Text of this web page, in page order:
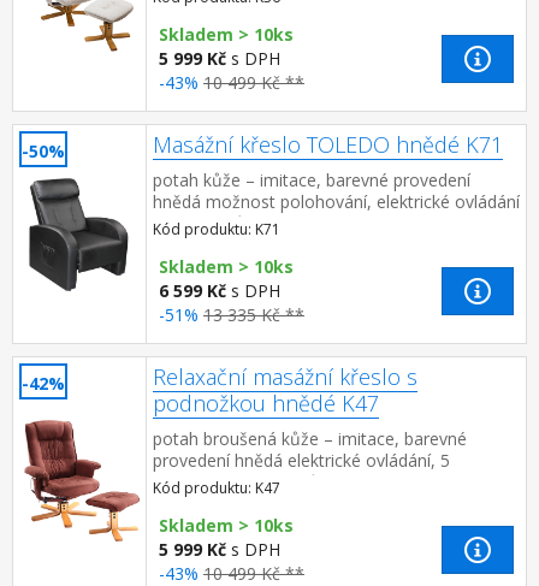
nastavení oblasti masá...
Skladem > 10ks
5 999 Kč s DPH
-43% 10 499 Kč **
-50% Masážní křeslo TOLEDO hnědé K71
potah kůže – imitace, barevné provedení
hnědá možnost polohování, elektrické ovládání
5 programů (pulzní, tlakový, vlnicí,
automatický, standardní) 2 ...
Kód produktu: K71
Skladem > 10ks
6 599 Kč s DPH
-51% 13 335 Kč **
-42%
Relaxační masážní křeslo s
podnožkou hnědé K47
potah broušená kůže – imitace, barevné
provedení hnědá elektrické ovládání, 5
masážních programů, 2 stupně intenzity
nastavení oblasti masáže (zá...
Kód produktu: K47
Skladem > 10ks
5 999 Kč s DPH
-43% 10 499 Kč **